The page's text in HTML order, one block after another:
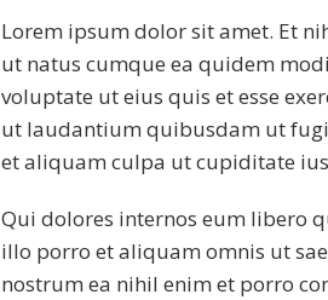
Lorem ipsum dolor sit amet. Et
ut natus cumque ea quidem
voluptate ut eius quis et esse
ut laudantium quibusdam ut
et aliquam culpa ut cupiditate
Qui dolores internos eum libero
illo porro et aliquam omnis ut
nostrum ea nihil enim et porro